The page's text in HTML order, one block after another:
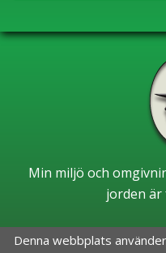
Min miljö och
jorden är
Denna webbplats